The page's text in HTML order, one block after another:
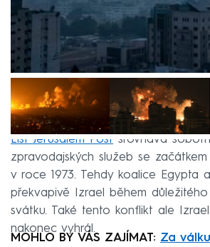
List Jerusalem Post srovnává
zpravodajských služeb se
v roce 1973. Tehdy koalice Egypta
překvapivě Izrael během
svátku. Také tento konflikt ale
nakonec vyhrál.
MOHLO BY VÁS ZAJÍMAT: Za